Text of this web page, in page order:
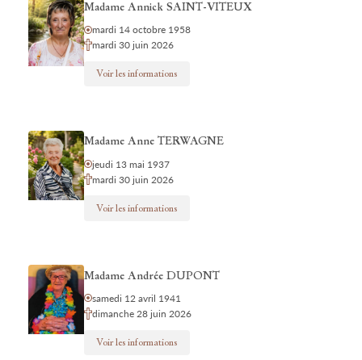
Madame Annick SAINT-VITEUX
mardi 14 octobre 1958
mardi 30 juin 2026
Voir les informations
Madame Anne TERWAGNE
jeudi 13 mai 1937
mardi 30 juin 2026
Voir les informations
Madame Andrée DUPONT
samedi 12 avril 1941
dimanche 28 juin 2026
Voir les informations